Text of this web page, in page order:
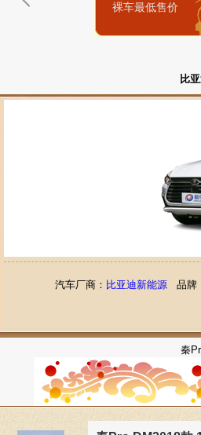
裸车最低售价
比
汽车厂商： 比亚迪新能源品牌
秦